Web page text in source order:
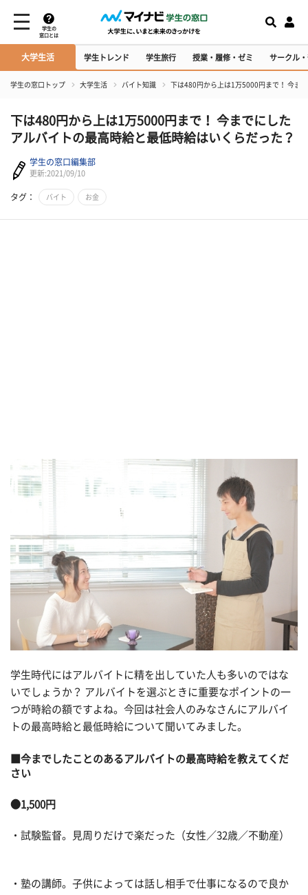
学生の
窓口とは
大学生活 学生トレンド 学生旅行 授業・履修・ゼミ サークル
学生の窓口トップ 大学生活 バイト知識 下は480円から上は1万5000円まで！ 今ま
下は480円から上は1万5000円まで！ 今までにした
アルバイトの最高時給と最低時給はいくらだった？
学生の窓口編集部
更新:2021/09/10
タグ： バイト お金
学生時代にはアルバイトに精を出していた人も多いのではな
いでしょうか？ アルバイトを選ぶときに重要なポイントの一
つが時給の額ですよね。今回は社会人のみなさんにアルバイ
トの最高時給と最低時給について聞いてみました。
■今までしたことのあるアルバイトの最高時給を教えてくだ
さい
●1,500円
・試験監督。見周りだけで楽だった（女性／32歳／不動産）
・塾の講師。子供によっては話し相手で仕事になるので良か